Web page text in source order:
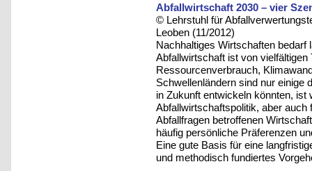
Abfallwirtschaft 2030 – vier
© Lehrstuhl für
Leoben (11/2012)
Nachhaltiges Wirtschaften bedarf
Abfallwirtschaft ist von
Ressourcenverbrauch,
Schwellenländern sind nur einige
in Zukunft entwickeln könnten, ist
Abfallwirtschaftspolitik, aber
Abfallfragen betroffenen
häufig persönliche Präferenzen
Eine gute Basis für eine
und methodisch fundiertes